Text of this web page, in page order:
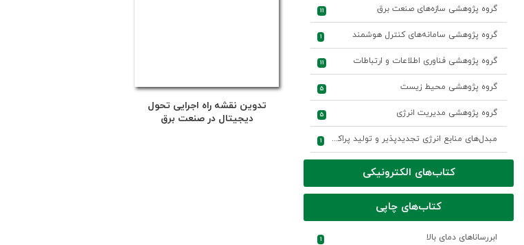
گروه پژوهشی سازه‌های صنعت برق 11
گروه پژوهشی سامانه‌های کنترل هوشمند 1
گروه پژوهشی فناوری اطلاعات و ارتباطات 11
گروه پژوهشی محیط زیست 5
گروه پژوهشی مدیریت انرژی 5
مبدل‌های منابع انرژی تجدیدپذیر و تولید پراکنده 1
کتاب‌های الکترونیکی
کتاب‌های چاپی
ابررساناهای دمای بالا 1
تدوین نقشه راه اجرایی تحول
دیجیتال در صنعت برق